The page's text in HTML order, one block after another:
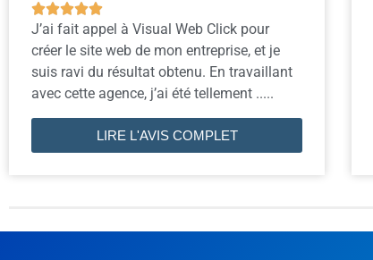

J’ai fait appel à Visual Web Click pour
créer le site web de mon entreprise, et je
suis ravi du résultat obtenu. En travaillant
avec cette agence, j’ai été tellement .....
LIRE L'AVIS COMPLET